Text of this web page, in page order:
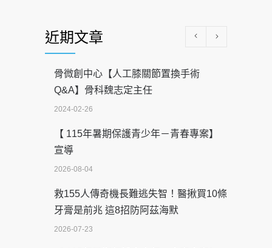
近期文章
骨微創中心【人工膝關節置換手術
Q&A】骨科魏志定主任
2024-02-26
【 115年暑期保護青少年－青春專案】
宣導
2026-08-04
救155人傳奇機長難逃失智！醫揪買10條
牙膏是前兆 這8招防阿茲海默
2026-07-23